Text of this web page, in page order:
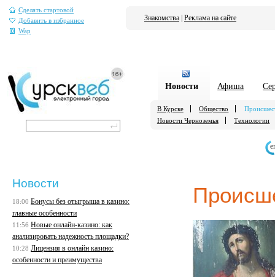
Сделать стартовой
Добавить в избранное
Wap
Знакомства Реклама на сайте
Новости Афиша
В Курске Общество
Новости Черноземья
Технологии
Новости
18:00 Бонусы без отыгрыша в казино:
главные особенности
11:56 Новые онлайн-казино: как
анализировать надежность площадки?
10:28 Лицензия в онлайн казино:
особенности и преимущества